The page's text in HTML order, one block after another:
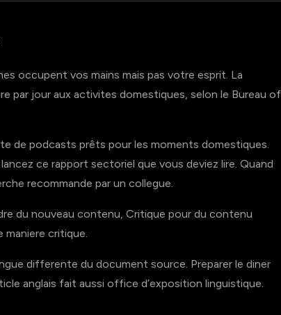
occupent vos mains mais pas votre esprit. La
par jour aux activites domestiques, selon le Bureau of
de podcasts prêts pour les moments domestiques.
ce rapport sectoriel que vous deviez lire. Quand
recommande par un collegue.
du nouveau contenu, Critique pour du contenu
maniere critique.
differente du document source. Preparer le diner
anglais fait aussi office d’exposition linguistique.